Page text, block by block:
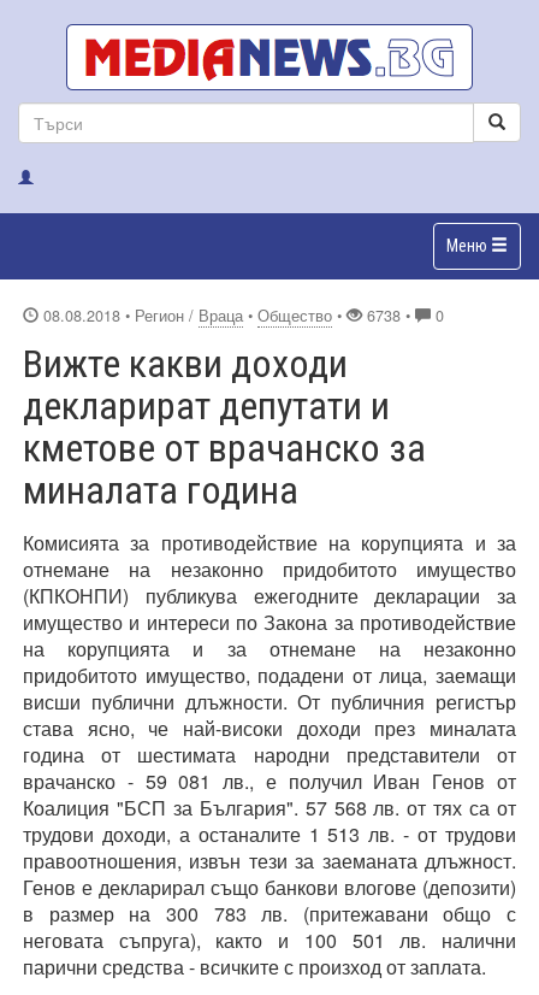
Меню
08.08.2018 • Регион / Враца • Общество • 6738 • 0
Вижте какви доходи
декларират депутати и
кметове от врачанско за
миналата година
Комисията за противодействие на корупцията и за
отнемане на незаконно придобитото имущество
(КПКОНПИ) публикува ежегодните декларации за
имущество и интереси по Закона за противодействие
на корупцията и за отнемане на незаконно
придобитото имущество, подадени от лица, заемащи
висши публични длъжности. От публичния регистър
става ясно, че най-високи доходи през миналата
година от шестимата народни представители от
врачанско - 59 081 лв., е получил Иван Генов от
Коалиция "БСП за България". 57 568 лв. от тях са от
трудови доходи, а останалите 1 513 лв. - от трудови
правоотношения, извън тези за заеманата длъжност.
Генов е декларирал също банкови влогове (депозити)
в размер на 300 783 лв. (притежавани общо с
неговата съпруга), както и 100 501 лв. налични
парични средства - всичките с произход от заплата.